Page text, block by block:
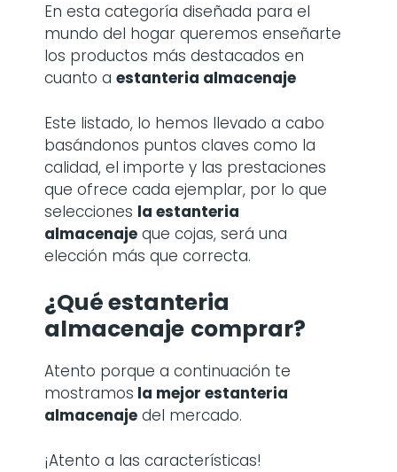
En esta categoría diseñada para el
mundo del hogar queremos enseñarte
los productos más destacados en
cuanto a estanteria almacenaje
Este listado, lo hemos llevado a cabo
basándonos puntos claves como la
calidad, el importe y las prestaciones
que ofrece cada ejemplar, por lo que
selecciones la estanteria
almacenaje que cojas, será una
elección más que correcta.
¿Qué estanteria
almacenaje comprar?
Atento porque a continuación te
mostramos la mejor estanteria
almacenaje del mercado.
¡Atento a las características!